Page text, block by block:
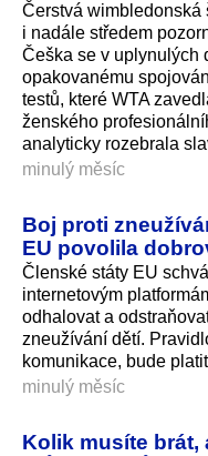
Čerstvá
i nadále středem
Češka se v uplynulých
opakovanému
testů, které WTA
ženského
analyticky rozebrala
minulý měsíc
Boj proti
EU povolila
Členské státy EU
internetovým
odhalovat a
zneužívání dětí.
komunikace, bude
minulý měsíc
Kolik musíte brát,